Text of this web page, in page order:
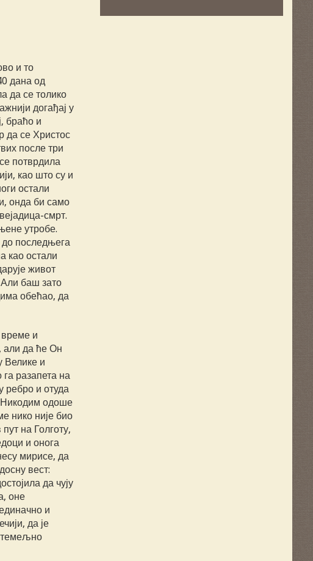
и то
дана од
да се толико
догађај у
браћо и
да се Христос
после три
потврдила
као што су и
остали
онда би само
смрт.
утробе.
последњега
као остали
живот
Али баш зато
обећао, да
време и
али да ће Он
Велике и
разапета на
ребро и отуда
Никодим одоше
нико није био
на Голготу,
и онога
мирисе, да
вест:
да чују
оне
и
да је
темељно